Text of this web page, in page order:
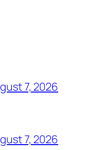
7, 2026
7, 2026